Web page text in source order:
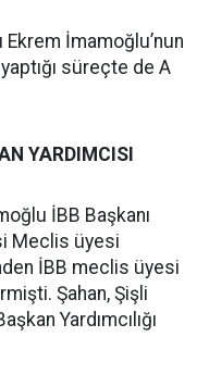
Ekrem İmamoğlu’nun
süreçte de A
YARDIMCISI
İBB Başkanı
Meclis üyesi
İBB meclis üyesi
Şahan, Şişli
Yardımcılığı